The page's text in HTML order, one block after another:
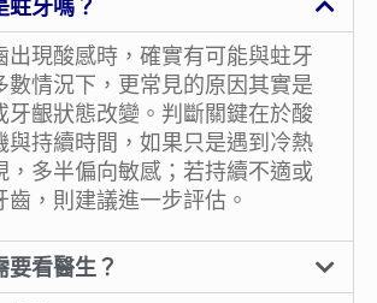
蛀牙嗎？
出現酸感時，確實有可能與蛀牙
數情況下，更常見的原因其實是
牙齦狀態改變。判斷關鍵在於酸
與持續時間，如果只是遇到冷熱
，多半偏向敏感；若持續不適或
，則建議進一步評估。
要看醫生？